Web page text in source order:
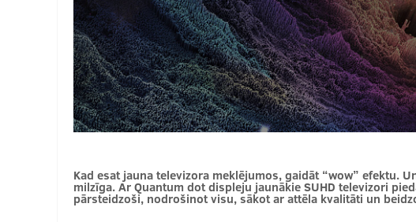
Kad esat jauna televizora meklējumos, gaidāt “wow” efektu.
milzīga. Ar Quantum dot displeju jaunākie SUHD televizori
pārsteidzoši, nodrošinot visu, sākot ar attēla kvalitāti un